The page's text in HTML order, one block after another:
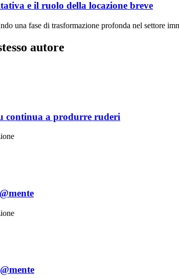
e il ruolo della locazione breve
una fase di trasformazione profonda nel settore
autore
continua a produrre ruderi